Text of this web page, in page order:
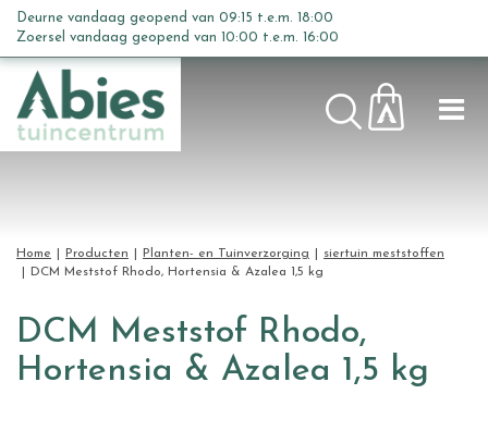
n
Home Producten Planten- en Tuinverzorging
siertuin meststoffen
DCM Meststof Rhodo, Hortensia & Azalea 1,5 kg
Deurne vandaag geopend van 09:15 t.e.m. 18:00
Zoersel vandaag geopend van 10:00 t.e.m. 16:00
DCM Meststof Rhodo,
Hortensia & Azalea 1,5 kg